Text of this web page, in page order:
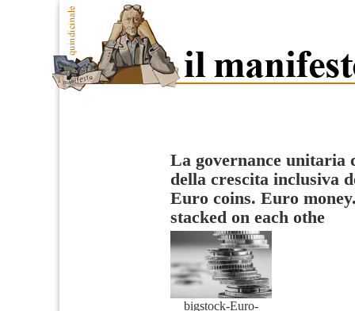
La governance unitaria
della crescita inclusiva
Euro coins. Euro
stacked on each othe
bigstock-Euro-